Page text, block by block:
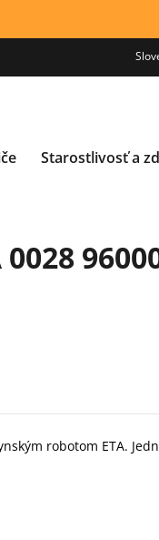
Starostlivosť a
robotom ETA.